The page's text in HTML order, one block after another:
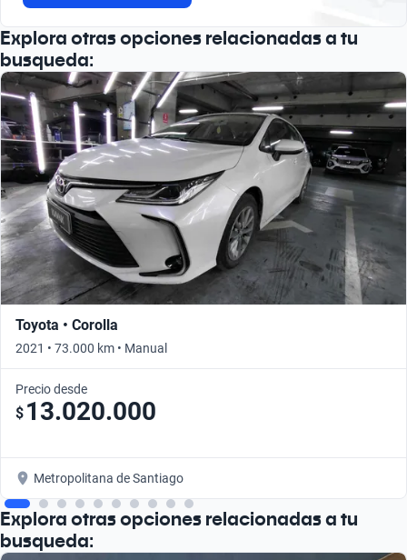
Busca por año
Explora otras opciones relacionadas a tu
busqueda:
Toyota • Corolla
2021 • 73.000 km • Manual
Precio desde
$ 13.020.000
Metropolitana de Santiago
Explora otras opciones relacionadas a tu
busqueda: